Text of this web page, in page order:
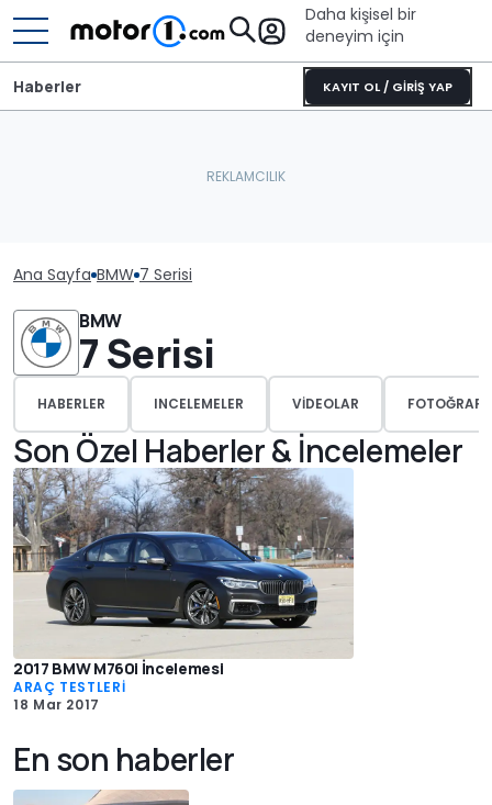
Daha kişisel bir
deneyim için
KAYIT OL / GİRİŞ YAP
Haberler
Ana Sayfa BMW 7 Serisi
BMW
7 Serisi
HABERLER INCELEMELER VIDEOLAR
Son Özel Haberler & İncelemeler
2017 BMW M760i İncelemesi
ARAÇ TESTLERİ
18 Mar 2017
En son haberler